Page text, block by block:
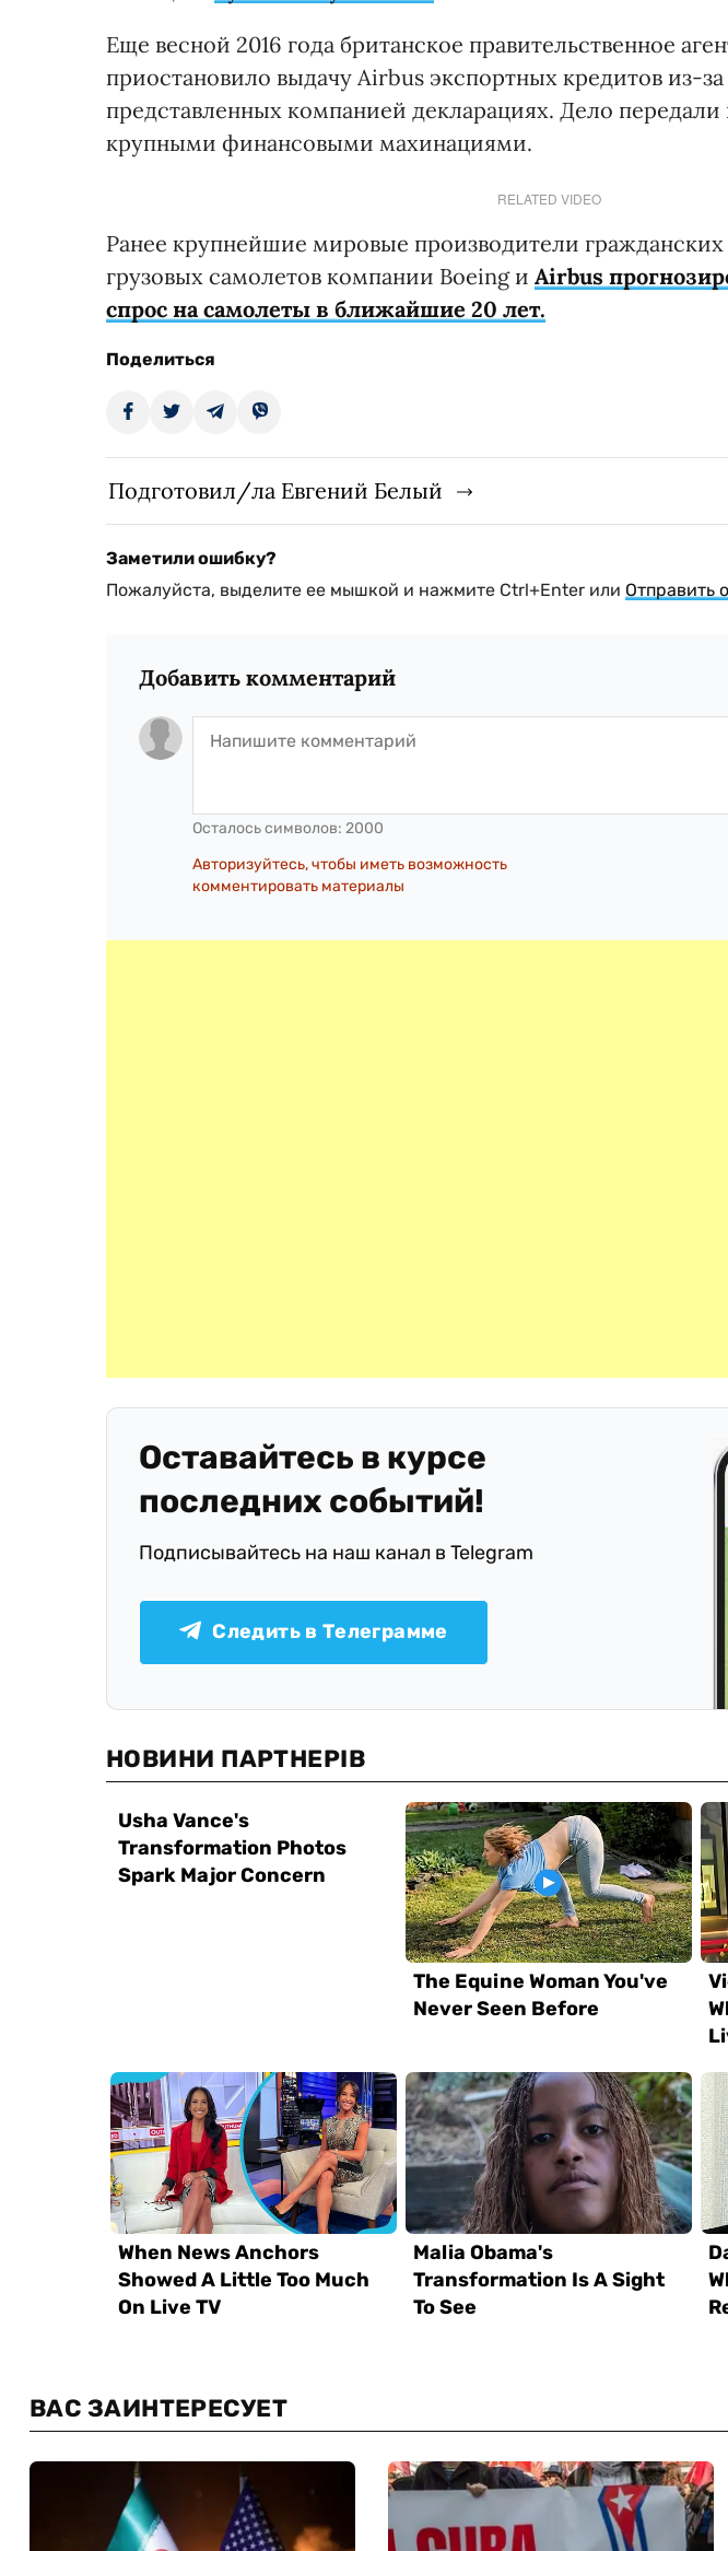
Еще весной 2016 года британское правительственное
приостановило выдачу Airbus экспортных кредитов из-за
представленных компанией декларациях. Дело
крупными финансовыми махинациями.
RELATED VIDEO
Ранее крупнейшие мировые производители
грузовых самолетов компании Boeing и Airbus
спрос на самолеты в ближайшие 20 лет.
Поделиться
Подготовил/ла Евгений Белый
Заметили ошибку?
Пожалуйста, выделите ее мышкой и нажмите Ctrl+Enter или Отправить
Добавить комментарий
Осталось символов: 2000
Авторизуйтесь, чтобы иметь возможность
комментировать материалы
Оставайтесь в курсе
последних событий!
Подписывайтесь на наш канал в Telegram
Следить в Телеграмме
ВАС ЗАИНТЕРЕСУЕТ